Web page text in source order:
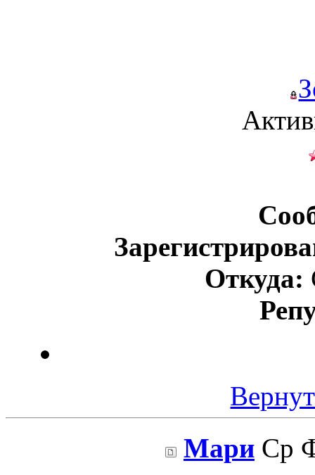
Откуда:
Мари Ср